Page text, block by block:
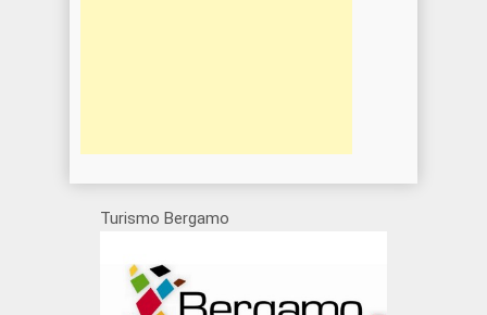
Turismo Bergamo